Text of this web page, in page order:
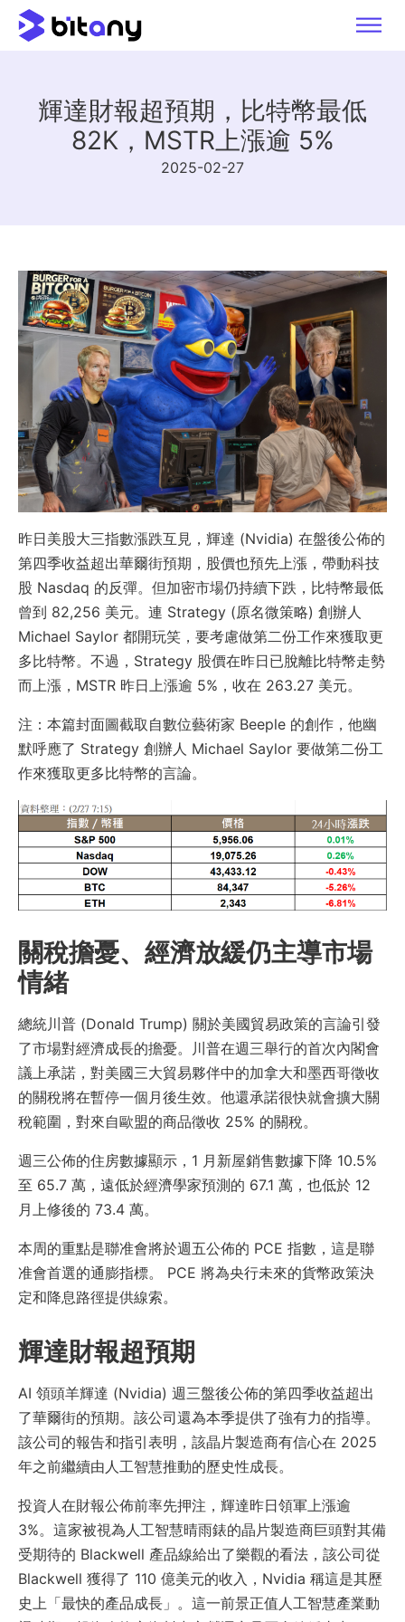
輝達財報超預期，比特幣最低
82K，MSTR上漲逾 5%
2025-02-27
昨日美股大三指數漲跌互見，輝達 (Nvidia) 在盤後公佈的
第四季收益超出華爾街預期，股價也預先上漲，帶動科技
股 Nasdaq 的反彈。但加密市場仍持續下跌，比特幣最低
曾到 82,256 美元。連 Strategy (原名微策略) 創辦人
Michael Saylor 都開玩笑，要考慮做第二份工作來獲取更
多比特幣。不過，Strategy 股價在昨日已脫離比特幣走勢
而上漲，MSTR 昨日上漲逾 5%，收在 263.27 美元。
注：本篇封面圖截取自數位藝術家 Beeple 的創作，他幽
默呼應了 Strategy 創辦人 Michael Saylor 要做第二份工
作來獲取更多比特幣的言論。
關稅擔憂、經濟放緩仍主導市場
情緒
總統川普 (Donald Trump) 關於美國貿易政策的言論引發
了市場對經濟成長的擔憂。川普在週三舉行的首次內閣會
議上承諾，對美國三大貿易夥伴中的加拿大和墨西哥徵收
的關稅將在暫停一個月後生效。他還承諾很快就會擴大關
稅範圍，對來自歐盟的商品徵收 25% 的關稅。
週三公佈的住房數據顯示，1 月新屋銷售數據下降 10.5%
至 65.7 萬，遠低於經濟學家預測的 67.1 萬，也低於 12
月上修後的 73.4 萬。
本周的重點是聯准會將於週五公佈的 PCE 指數，這是聯
准會首選的通膨指標。 PCE 將為央行未來的貨幣政策決
定和降息路徑提供線索。
輝達財報超預期
AI 領頭羊輝達 (Nvidia) 週三盤後公佈的第四季收益超出
了華爾街的預期。該公司還為本季提供了強有力的指導。
該公司的報告和指引表明，該晶片製造商有信心在 2025
年之前繼續由人工智慧推動的歷史性成長。
投資人在財報公佈前率先押注，輝達昨日領軍上漲逾
3%。這家被視為人工智慧晴雨錶的晶片製造商巨頭對其備
受期待的 Blackwell 產品線給出了樂觀的看法，該公司從
Blackwell 獲得了 110 億美元的收入，Nvidia 稱這是其歷
史上「最快的產品成長」。這一前景正值人工智慧產業動